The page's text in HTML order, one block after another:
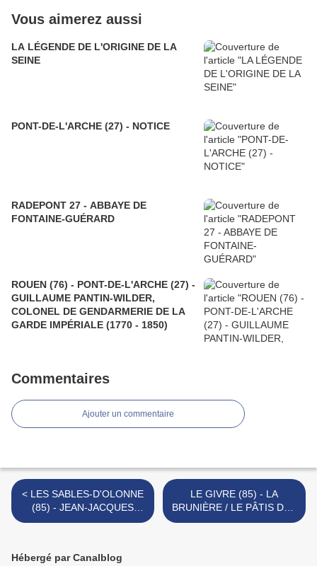
Vous aimerez aussi
LA LÉGENDE DE L'ORIGINE DE LA
SEINE
PONT-DE-L'ARCHE (27) - NOTICE
RADEPONT 27 - ABBAYE DE
FONTAINE-GUÉRARD
ROUEN (76) - PONT-DE-L'ARCHE (27) -
GUILLAUME PANTIN-WILDER,
COLONEL DE GENDARMERIE DE LA
GARDE IMPÉRIALE (1770 - 1850)
Commentaires
Ajouter un commentaire
< LES SABLES-D'OLONNE
(85) - JEAN-JACQUES
GOURDIN, VICAIRE
LE GIVRE (85) - LA
BRUNIÈRE / LE PÂTIS DES
BELLES FILLES >
Hébergé par Canalblog